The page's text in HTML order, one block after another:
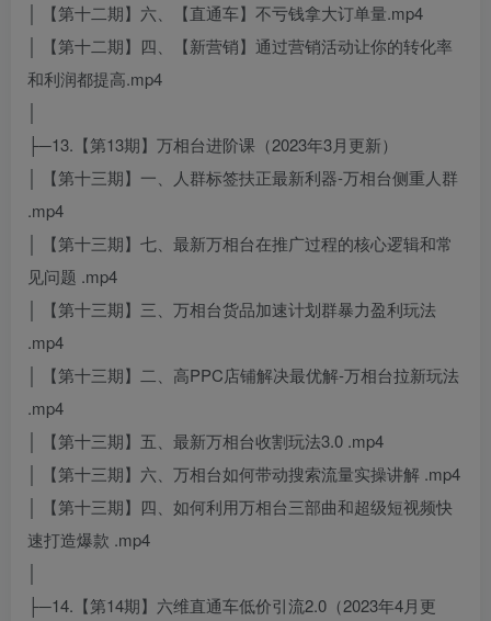
│ 【第十二期】六、【直通车】不亏钱拿大订单量.mp4
│ 【第十二期】四、【新营销】通过营销活动让你的转化率
和利润都提高.mp4
├─13.【第13期】万相台进阶课（2023年3月更新）
│ 【第十三期】一、人群标签扶正最新利器-万相台侧重人群
.mp4
│ 【第十三期】七、最新万相台在推广过程的核心逻辑和常
见问题 .mp4
│ 【第十三期】三、万相台货品加速计划群暴力盈利玩法
.mp4
│ 【第十三期】二、高PPC店铺解决最优解-万相台拉新玩法
.mp4
│ 【第十三期】五、最新万相台收割玩法3.0 .mp4
│ 【第十三期】六、万相台如何带动搜索流量实操讲解 .mp4
│ 【第十三期】四、如何利用万相台三部曲和超级短视频快
速打造爆款 .mp4
├─14.【第14期】六维直通车低价引流2.0（2023年4月更